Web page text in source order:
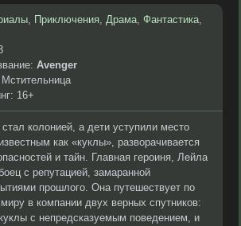
, Приключения, Драма, Фантастика,
Avenger
16+
колонией, а дети уступили место
как «куклы», разворачивается
и тайн. Главная героиня, Лейла
с репутацией, замаранной
прошлого. Она путешествует по
в компании двух верных спутников:
с непредсказуемым поведением, и